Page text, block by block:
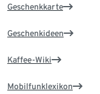
Geschenkkarte
Geschenkideen
Kaffee-Wiki
Mobilfunklexikon